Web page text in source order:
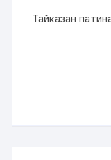
Тайказан